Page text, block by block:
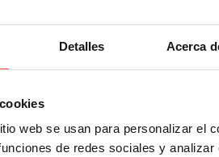
Detalles Acerca
web se usan para personalizar el
de redes sociales y analizar